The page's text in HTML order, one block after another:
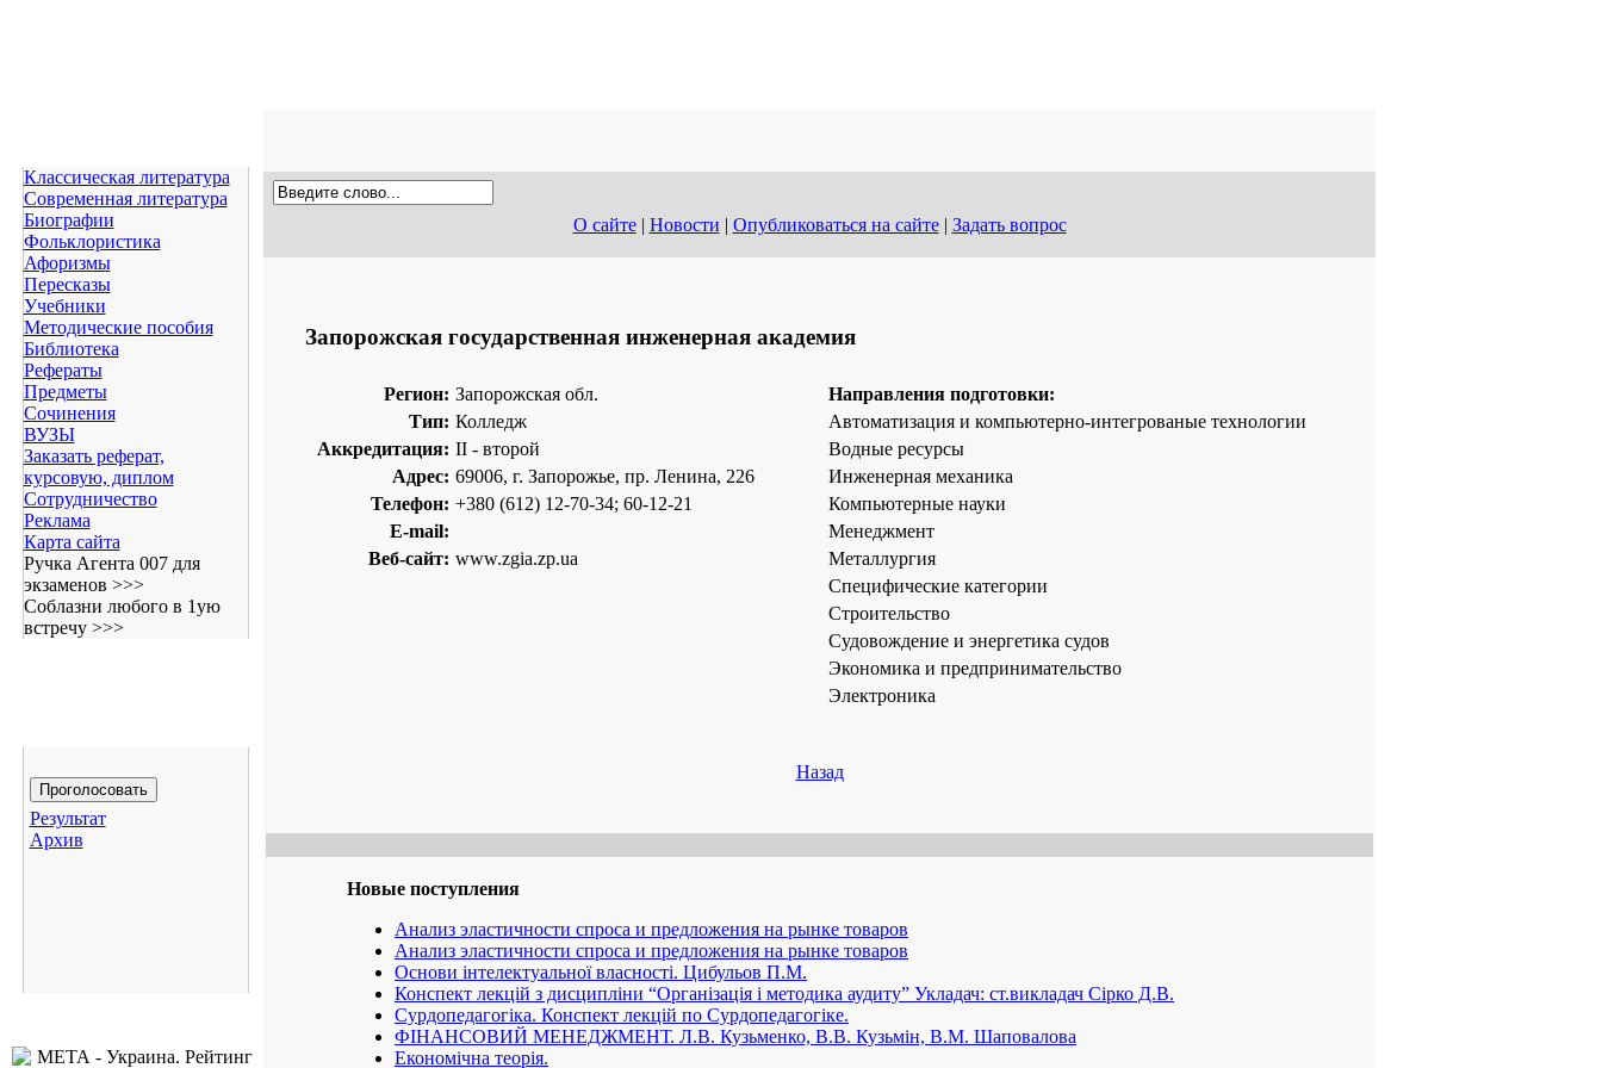
Классическая литература
Современная литература
Биографии
Фольклористика
Афоризмы
Пересказы
Учебники
Методические пособия
Библиотека
Рефераты
Предметы
Сочинения
ВУЗЫ
Заказать реферат,
курсовую, диплом
Сотрудничество
Реклама
Карта сайта
Ручка Агента 007 для
экзаменов >>>
Соблазни любого в 1ую
встречу >>>
Результат
Архив
О сайте| Новости | Опубликоваться на сайте| Задать вопрос
Запорожская государственная инженерная академия
Регион: Запорожская обл.
Тип: Колледж
Аккредитация: II - второй
Адрес: 69006, г. Запорожье, пр. Ленина, 226
Телефон: +380 (612) 12-70-34; 60-12-21
E-mail:
Веб-сайт: www.zgia.zp.ua
Направления подготовки:
Автоматизация и компьютерно-интегрованые технологии
Водные ресурсы
Инженерная механика
Компьютерные науки
Менеджмент
Металлургия
Специфические категории
Строительство
Судовождение и энергетика судов
Экономика и предпринимательство
Электроника
Назад
Новые поступления
Анализ эластичности спроса и предложения на рынке товаров
Анализ эластичности спроса и предложения на рынке товаров
Основи інтелектуальної власності. Цибульов П.М.
Конспект лекцій з дисципліни “Організація і методика аудиту” Укладач: ст.викладач Сірко Д.В.
Сурдопедагогіка. Конспект лекцій по Сурдопедагогіке.
ФІНАНСОВИЙ МЕНЕДЖМЕНТ. Л.В. Кузьменко, В.В. Кузьмін, В.М. Шаповалова
Економічна теорія.